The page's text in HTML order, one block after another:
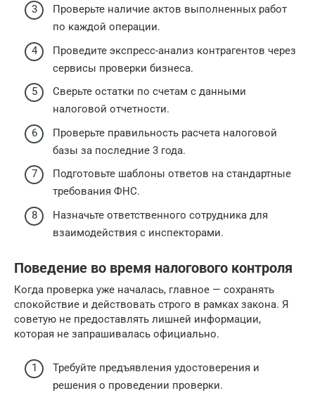
Проверьте наличие актов выполненных работ
по каждой операции.
Проведите экспресс-анализ контрагентов через
сервисы проверки бизнеса.
Сверьте остатки по счетам с данными
налоговой отчетности.
Проверьте правильность расчета налоговой
базы за последние 3 года.
Подготовьте шаблоны ответов на стандартные
требования ФНС.
Назначьте ответственного сотрудника для
взаимодействия с инспекторами.
Поведение во время налогового контроля
Когда проверка уже началась, главное — сохранять
спокойствие и действовать строго в рамках закона. Я
советую не предоставлять лишней информации,
которая не запрашивалась официально.
Требуйте предъявления удостоверения и
решения о проведении проверки.